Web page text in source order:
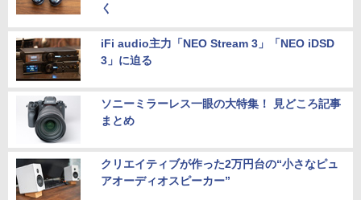
く
iFi audio主力「NEO Stream 3」「NEO iDSD
3」に迫る
ソニーミラーレス一眼の大特集！ 見どころ記事
まとめ
クリエイティブが作った2万円台の“小さなピュ
アオーディオスピーカー”